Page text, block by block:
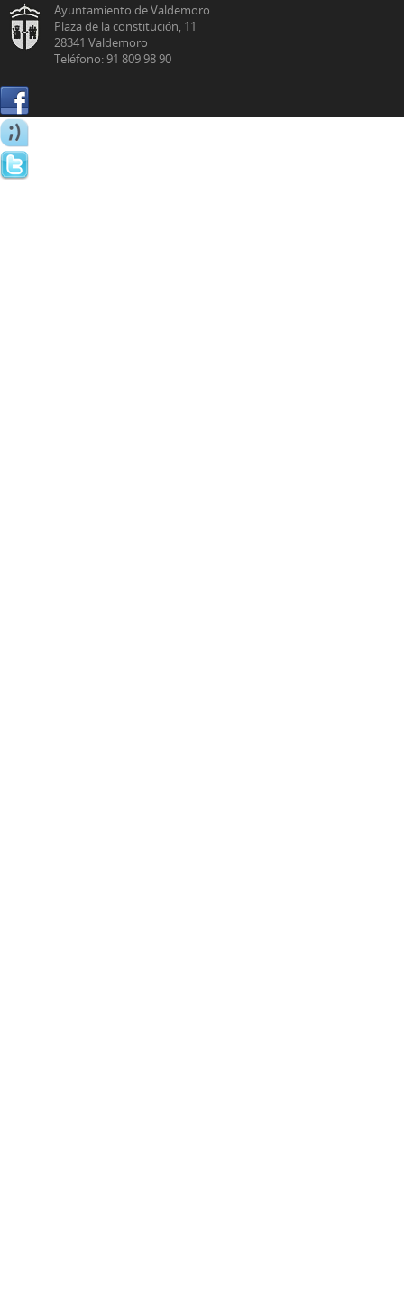
Ayuntamiento de Valdemoro
Plaza de la constitución, 11
28341 Valdemoro
Teléfono: 91 809 98 90